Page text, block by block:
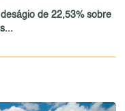
de 22,53% sobre